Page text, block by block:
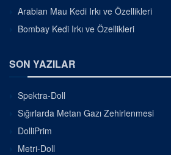
Arabian Mau Kedi Irkı ve Özellikleri
Bombay Kedi Irkı ve Özellikleri
SON YAZILAR
Spektra-Doll
Sığırlarda Metan Gazı Zehirlenmesi
DolliPrim
Metri-Doll